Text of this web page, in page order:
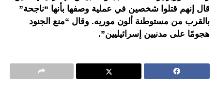
قال إنهم قتلوا شخصين في عملية وصفها بأنها “ناجحة”
بالقرب من مستوطنة ألون موريه. وقال “منع الجنود
هجومًا على مدنيين إسرائيليين”.